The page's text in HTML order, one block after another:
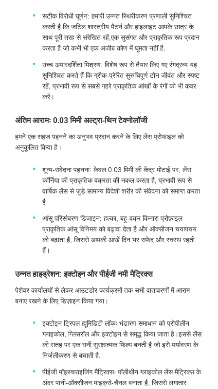
सटीक विरोधी घूर्णन: हमारी उन्नत स्थिरीकरण प्रणाली सुनिश्चित
करती है कि जटिल शास्त्रीय पैटर्न और हाइलाइट आपके छात्र के
साथ पूरी तरह से संरेखित रहें,एक सुसंगत और प्राकृतिक रूप प्रदान
करता है जो कभी भी एक अजीब कोण में घूमता नहीं है.
उच्च अपारदर्शिता मिश्रण: विशेष रूप से तैयार किए गए रंगद्रव्य यह
सुनिश्चित करते हैं कि ग्रीक-प्रेरित सुरुचिपूर्ण टोन जीवंत और स्पष्ट
रहें, प्रभावी रूप से सबसे गहरे प्राकृतिक आंखों के रंगों को भी कवर
करें।
अंतिम आरामः 0.03 मिमी अल्ट्रा-थिन टेक्नोलॉजी
हमने एक सहज पहनने का अनुभव प्रदान करने के लिए लेंस प्रोफाइल को
अनुकूलित किया है।
शून्य-संवेदना पहननाः केवल 0.03 मिमी की केंद्र मोटाई पर, लेंस
कॉर्निया की प्राकृतिक वक्रता की नकल करता है, प्रभावी रूप से
वार्षिक लेंस से जुड़े सामान्य विदेशी शरीर की संवेदना को समाप्त करता
है.
आंसू परिसंचरण डिजाइन: हल्का, बहु-वक्र किनारा प्रोफ़ाइल
प्राकृतिक आंसू विनिमय को बढ़ावा देता है और ऑक्सीजन चयापचय
को बढ़ाता है, जिससे आपकी आंखें दिन भर सफेद और स्वस्थ रहती
हैं।
उन्नत हाइड्रेशन: इक्टोइन और पीईजी नमी मैट्रिक्स
पेशेवर कार्यालयों से लेकर आउटडोर कार्यक्रमों तक सभी वातावरणों में आराम
बनाए रखने के लिए डिज़ाइन किया गया।
इक्टोइन ट्रिपल ह्यूमिडिटी लॉकः भंडारण समाधान को प्रोपीलीन
ग्लाइकोल, ग्लिसरॉल और इक्टोइन से समृद्ध किया जाता है।इससे लेंस
की सतह पर एक घनी सुरक्षात्मक फिल्म बनती है जो इसे पर्यावरण के
निर्जलीकरण से बचाती है.
पीईजी मॉइस्चराइजिंग मैट्रिक्सः पॉलीथीन ग्लाइकोल लेंस मैट्रिक्स के
अंदर पानी-ऑक्सीजन माइक्रो-चैनल बनाता है, जिससे लगातार